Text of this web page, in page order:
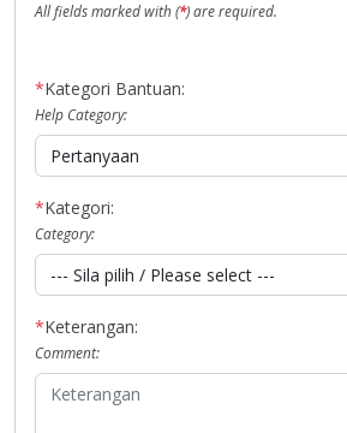
All fields marked with (*) are required.
*Kategori Bantuan:
Help Category:
*Kategori:
Category:
*Keterangan:
Comment: